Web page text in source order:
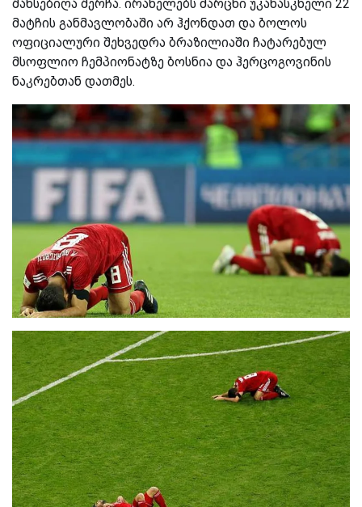
შანსებიღა შერჩა. ირანელებს მარცხი უკანასკნელი 22
მატჩის განმავლობაში არ ჰქონდათ და ბოლოს
ოფიციალური შეხვედრა ბრაზილიაში ჩატარებულ
მსოფლიო ჩემპიონატზე ბოსნია და ჰერცოგოვინის
ნაკრებთან დათმეს.